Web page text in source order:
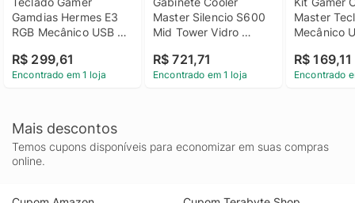
Gamdias Hermes E3
RGB Mecânico USB
R$ 299,61
Encontrado em 1 loja
Master Silencio S600
Mid Tower Vidro
R$ 721,71
Encontrado em 1 loja
Master
Mecânico
Preto
R$ 169,11
Encontrado
Mais descontos
Temos cupons disponíveis para economizar em suas compras
online.